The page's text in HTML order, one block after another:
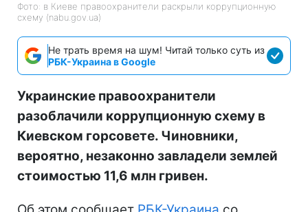
Фото: в Киеве правоохранители раскрыли коррупционную
схему (nabu.gov.ua)
Не трать время на шум! Читай только суть из
РБК-Украина в Google
Украинские правоохранители
разоблачили коррупционную схему в
Киевском горсовете. Чиновники,
вероятно, незаконно завладели землей
стоимостью 11,6 млн гривен.